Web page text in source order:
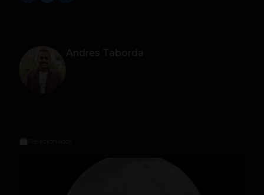
Andres Taborda